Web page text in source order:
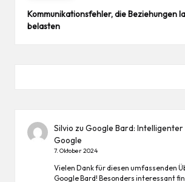
Kommunikationsfehler, die Beziehungen
belasten
Silvio zuGoogle Bard: Intelligenter
Google
7. Oktober 2024
Vielen Dank für diesen umfassenden
Google Bard! Besonders interessant